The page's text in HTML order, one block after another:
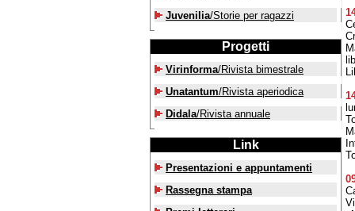
Juvenilia/Storie per ragazzi
Progetti
Virinforma/Rivista bimestrale
Unatantum/Rivista aperiodica
Didala/Rivista annuale
Link
Presentazioni e appuntamenti
Rassegna stampa